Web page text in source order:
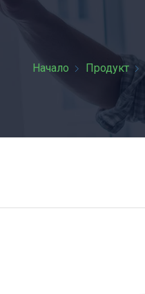
Начало Продукт